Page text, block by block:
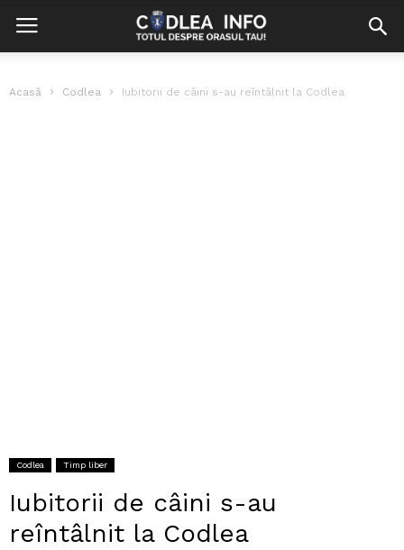
Acasă Codlea Iubitorii de câini s-au reîntâlnit la Codlea
Codlea Timp liber
Iubitorii de câini s-au
reîntâlnit la Codlea